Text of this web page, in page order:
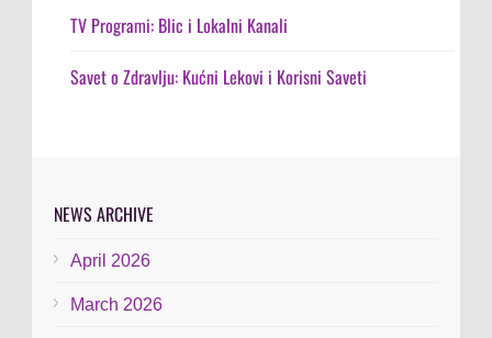
TV Programi: Blic i Lokalni Kanali
Savet o Zdravlju: Kućni Lekovi i Korisni Saveti
NEWS ARCHIVE
April 2026
March 2026